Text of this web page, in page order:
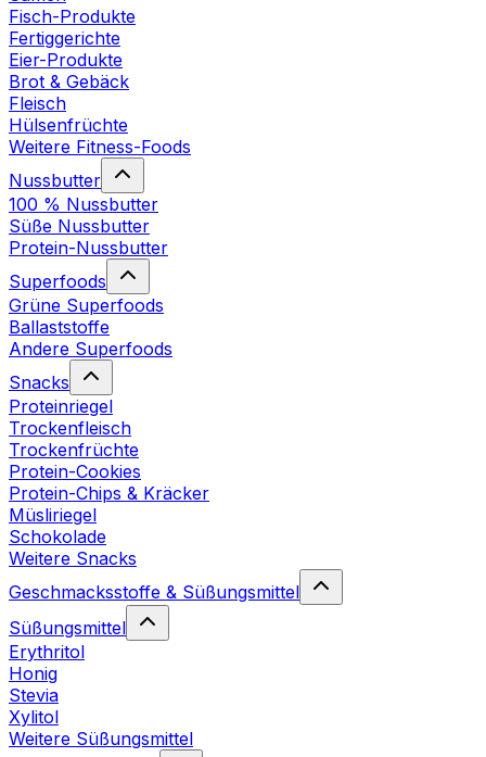
Fisch-Produkte
Fertiggerichte
Eier-Produkte
Brot & Gebäck
Fleisch
Hülsenfrüchte
Weitere Fitness-Foods
Nussbutter
100 % Nussbutter
Süße Nussbutter
Protein-Nussbutter
Superfoods
Grüne Superfoods
Ballaststoffe
Andere Superfoods
Snacks
Proteinriegel
Trockenfleisch
Trockenfrüchte
Protein-Cookies
Protein-Chips & Kräcker
Müsliriegel
Schokolade
Weitere Snacks
Geschmacksstoffe & Süßungsmittel
Süßungsmittel
Erythritol
Honig
Stevia
Xylitol
Weitere Süßungsmittel